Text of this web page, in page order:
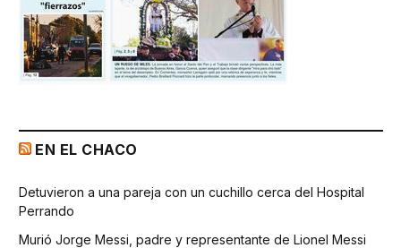
EN EL CHACO
Detuvieron a una pareja con un cuchillo cerca del Hospital
Perrando
Murió Jorge Messi, padre y representante de Lionel Messi